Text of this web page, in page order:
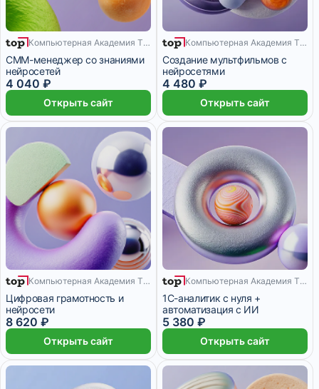
6 месяцев Компьютерная Академия TOP
СММ-менеджер со знаниями
нейросетей
4 040 ₽
Открыть сайт
5 месяцев Компьютерная Академия TOP
Создание мультфильмов с
нейросетями
4 480 ₽
Открыть сайт
1 месяц Компьютерная Академия TOP
Цифровая грамотность и
нейросети
8 620 ₽
Открыть сайт
8 месяцев Компьютерная Академия TOP
1С-аналитик с нуля +
автоматизация с ИИ
5 380 ₽
Открыть сайт